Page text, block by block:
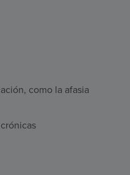
como la afasia